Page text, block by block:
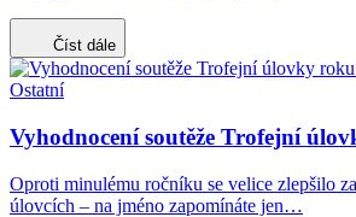
Číst dále
Ostatní
Vyhodnocení soutěže Trofejní
Oproti minulému ročníku se velice zlepšilo
úlovcích – na jméno zapomínáte jen…